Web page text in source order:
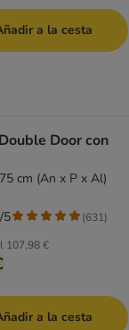
a la cesta
Door con
cm (An x P x Al)
107,98 €
5 (631)
a la cesta